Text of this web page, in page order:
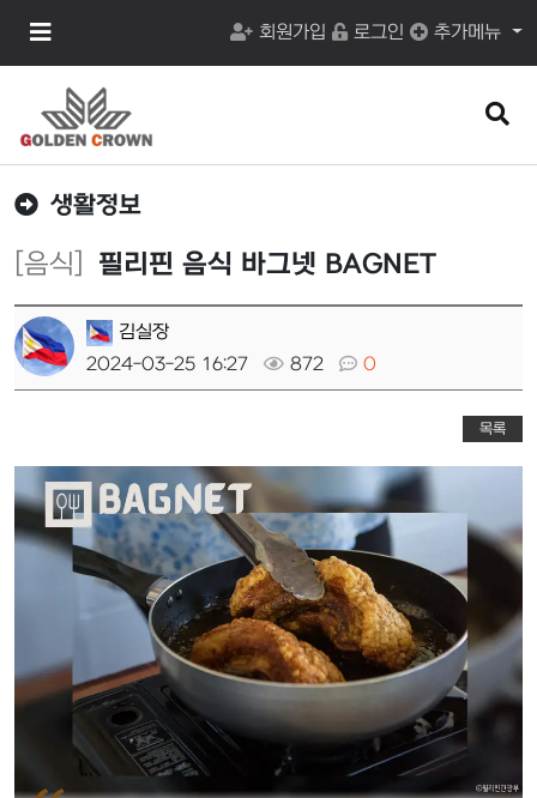
메
회원가입 로그인 추가메뉴
검
버
생활정보
[음식] 필리핀 음식 바그넷 BAGNET
김실장
2024-03-25 16:27
872 0
목록